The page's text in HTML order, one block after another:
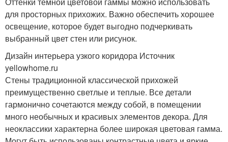
для просторных прихожих. Важно обеспечить хорошее
освещение, которое будет выгодно подчеркивать
выбранный цвет стен или рисунок.
Дизайн интерьера узкого коридора Источник
yellowhome.ru
Стены традиционной классической прихожей
преимущественно светлые и теплые. Все детали
гармонично сочетаются между собой, в помещении
много необычных и красивых элементов декора. Для
неоклассики характерна более широкая цветовая гамма.